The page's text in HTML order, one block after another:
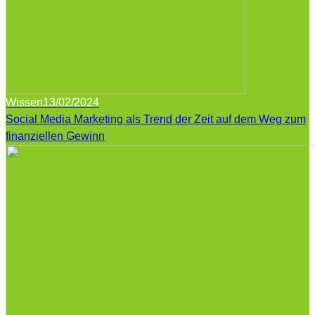
Wissen13/02/2024
Social Media Marketing als Trend der Zeit auf dem Weg zum
finanziellen Gewinn